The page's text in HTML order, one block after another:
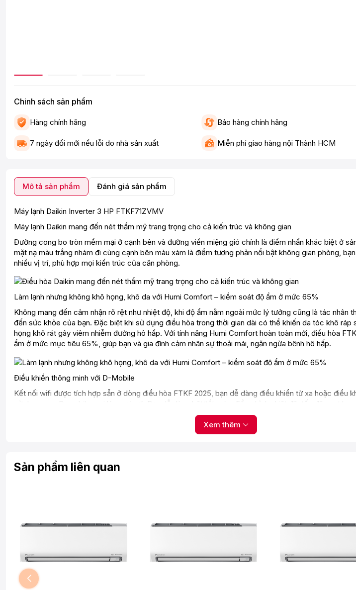
Chinh sách sản phẩm
Hàng chính hãng Bảo hàng chính hãng
7 ngày đổi mới nếu lỗi do nhà sản xuất Miễn phí giao hàng nội Thành HCM
Mô tả sản phẩm Đánh giá sản phẩm
Máy lạnh Daikin Inverter 3 HP FTKF71ZVMV
Máy lạnh Daikin mang đến nét thẩm mỹ trang trọng cho cả kiến trúc và không gian
Đường cong bo tròn mềm mại ở cạnh bên và đường viền miệng gió chính là điểm nhấn khác biệt ở
mặt nạ màu trắng nhám đi cùng cạnh bên màu xám là điểm tương phản nổi bật không gian phòng,
nhiều vị trí, phù hợp mọi kiến trúc của căn phòng.
Làm lạnh nhưng không khô họng, khô da với Humi Comfort – kiểm soát độ ẩm ở mức 65%
Không mang đến cảm nhận rõ rệt như nhiệt độ, khi độ ẩm nằm ngoài mức lý tưởng cũng là tác nhân
đến sức khỏe của bạn. Đặc biệt khi sử dụng điều hòa trong thời gian dài có thể khiến da tóc khô ráp
họng khô rát gây viêm nhiễm đường hô hấp. Với tính năng Humi Comfort hoàn toàn mới, điều hòa
ẩm ở mức mục tiêu 65%, giúp bạn và gia đình cảm nhận sự thoải mái, ngăn ngừa bệnh hô hấp.
Điều khiển thông minh với D-Mobile
Kết nối wifi được tích hợp sẵn ở dòng điều hòa FTKF 2025, bạn dễ dàng điều khiển từ xa hoặc điều
sử dụng app D-mobile mọi lúc mọi nơi. Bạn dễ dàng bật/tắt máy, điều chỉnh nhiệt độ, tốc độ quạt hay
động hằng tuần hay hẹn giờ mở máy trước khi về nhà. D-mobile mang đến sự tiện lợi và thoải mái hơn
Không cần chờ đợi lâu để đạt nhiệt độ mong muốn, tính năng Làm lạnh nhanh Powerful khi được kích
và công suất làm lạnh của máy lên mức tối đa. Dù vừa trở về nhà hay sum họp cùng người thân, chế
Hơi ẩm còn lại bên trong dành lạnh là điều kiện thuận lợi cho vi khuẩn sinh sôi phát triển và gây mùi
chống ẩm mốc trên điều hòa Daikin, sau khi tắt máy, trong vòng 1 giờ quạt sẽ hoạt động để giải quyết
cách dàn lạnh tự vệ sinh, cho hệ hô hấp khỏe mạnh và tuổi thọ của máy thêm bền lâu.
Xem thêm
Sản phẩm liên quan